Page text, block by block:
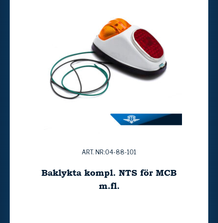
ART. NR:04-88-101
Baklykta kompl. NTS för MCB
m.fl.